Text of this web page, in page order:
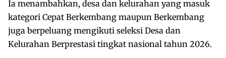
Ia menambahkan, desa dan kelurahan yang masuk
kategori Cepat Berkembang maupun Berkembang
juga berpeluang mengikuti seleksi Desa dan
Kelurahan Berprestasi tingkat nasional tahun 2026.